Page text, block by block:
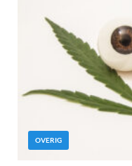
OVERIG